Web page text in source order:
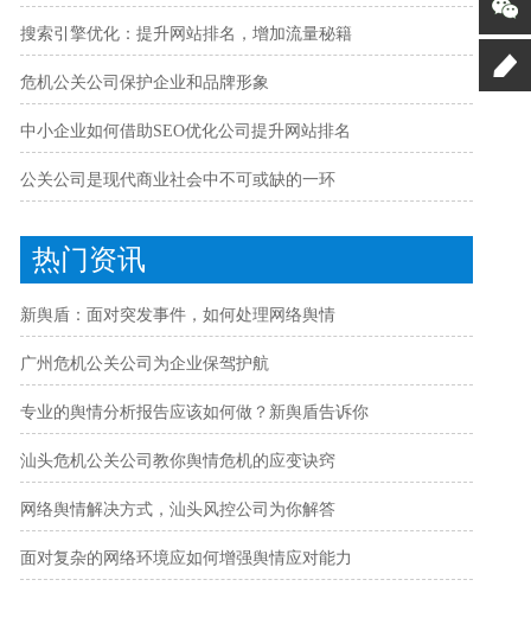
搜索引擎优化：提升网站排名，增加流量秘籍
危机公关公司保护企业和品牌形象
中小企业如何借助SEO优化公司提升网站排名
公关公司是现代商业社会中不可或缺的一环
热门资讯
新舆盾：面对突发事件，如何处理网络舆情
广州危机公关公司为企业保驾护航
专业的舆情分析报告应该如何做？新舆盾告诉你
汕头危机公关公司教你舆情危机的应变诀窍
网络舆情解决方式，汕头风控公司为你解答
面对复杂的网络环境应如何增强舆情应对能力